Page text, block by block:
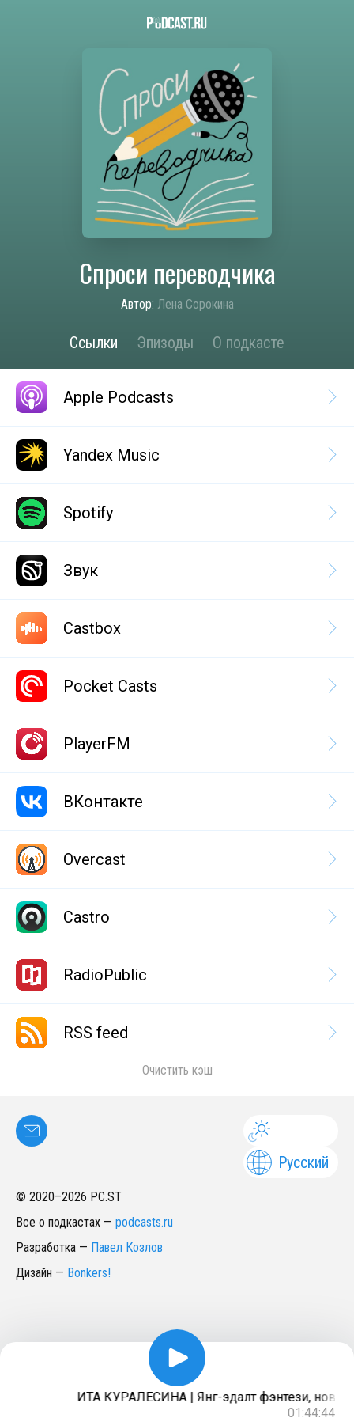
Спроси переводчика
Автор: Лена Сорокина
Ссылки Эпизоды О подкасте
Apple Podcasts
Yandex Music
Spotify
Звук
Castbox
Pocket Casts
PlayerFM
ВКонтакте
Overcast
Castro
RadioPublic
RSS feed
Очистить кэш
Русский
© 2020–2026 PC.ST
Все о подкастах — podcasts.ru
Разработка — Павел Козлов
Дизайн — Bonkers!
ИТА КУРАЛЕСИНА | Янг-эдалт фэнтези, новый
01:44:44